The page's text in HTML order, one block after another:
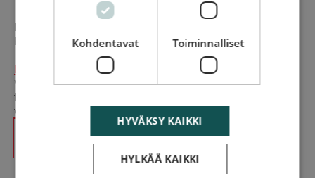
Hinauksen hinta sisältää auton noudon ja viennin
korjaamolle tai muuhun paikkaan.
Hinauspalvelu Varkaudessa
hoituu REDGO
Varkauden kokeneiden hinausautonkuljettajien
toimesta. Voit olla varma, että asia sujuu nopeasti ja
vaivattomasti.
Laske hinta
Kohdentavat Toiminnalliset
HYVÄKSY KAIKKI
HYLKÄÄ KAIKKI